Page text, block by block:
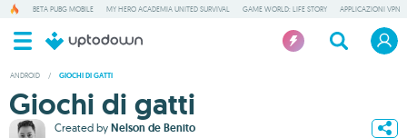
BETA PUBG MOBILE MY HERO ACADEMIA UNITED SURVIVAL GAME WORLD: LIFE STORY APPLICAZIONI VPN
ANDROID / GIOCHI DI GATTI
Giochi di gatti
Created by Nelson de Benito